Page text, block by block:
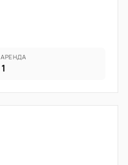
АРЕНДА
1